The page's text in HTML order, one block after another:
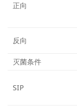
正向
反向
灭菌条件
SIP